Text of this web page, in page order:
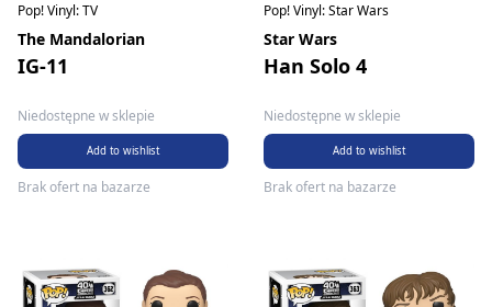
Pop! Vinyl: TV
The Mandalorian
IG-11
Niedostępne w sklepie
Add to wishlist
Brak ofert na bazarze
Pop! Vinyl: Star Wars
Star Wars
Han Solo 4
Niedostępne w sklepie
Add to wishlist
Brak ofert na bazarze